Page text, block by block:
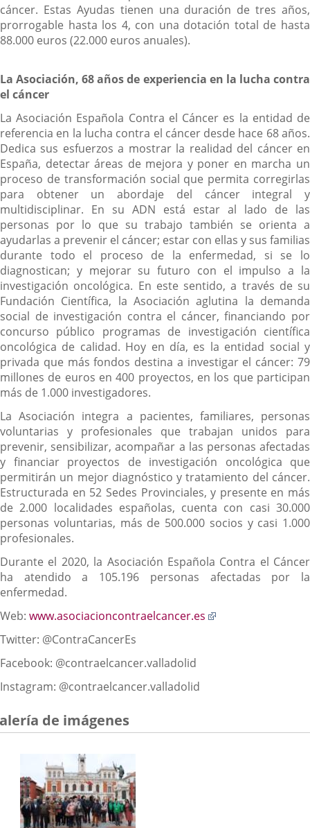
cáncer. Estas Ayudas tienen una duración de tres años,
prorrogable hasta los 4, con una dotación total de hasta
88.000 euros (22.000 euros anuales).
La Asociación, 68 años de experiencia en la lucha contra
el cáncer
La Asociación Española Contra el Cáncer es la entidad de
referencia en la lucha contra el cáncer desde hace 68 años.
Dedica sus esfuerzos a mostrar la realidad del cáncer en
España, detectar áreas de mejora y poner en marcha un
proceso de transformación social que permita corregirlas
para obtener un abordaje del cáncer integral y
multidisciplinar. En su ADN está estar al lado de las
personas por lo que su trabajo también se orienta a
ayudarlas a prevenir el cáncer; estar con ellas y sus familias
durante todo el proceso de la enfermedad, si se lo
diagnostican; y mejorar su futuro con el impulso a la
investigación oncológica. En este sentido, a través de su
Fundación Científica, la Asociación aglutina la demanda
social de investigación contra el cáncer, financiando por
concurso público programas de investigación científica
oncológica de calidad. Hoy en día, es la entidad social y
privada que más fondos destina a investigar el cáncer: 79
millones de euros en 400 proyectos, en los que participan
más de 1.000 investigadores.
La Asociación integra a pacientes, familiares, personas
voluntarias y profesionales que trabajan unidos para
prevenir, sensibilizar, acompañar a las personas afectadas
y financiar proyectos de investigación oncológica que
permitirán un mejor diagnóstico y tratamiento del cáncer.
Estructurada en 52 Sedes Provinciales, y presente en más
de 2.000 localidades españolas, cuenta con casi 30.000
personas voluntarias, más de 500.000 socios y casi 1.000
profesionales.
Durante el 2020, la Asociación Española Contra el Cáncer
ha atendido a 105.196 personas afectadas por la
enfermedad.
Web: www.asociacioncontraelcancer.es
Twitter: @ContraCancerEs
Facebook: @contraelcancer.valladolid
Instagram: @contraelcancer.valladolid
de imágenes